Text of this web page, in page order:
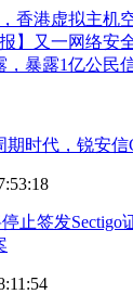
香港虚拟主机
报】又一网络安
，暴露1亿公民
期时代，锐安信
停止签发